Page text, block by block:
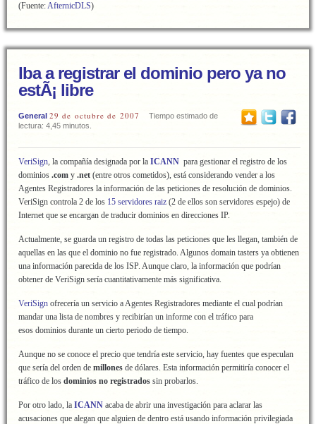
(Fuente:AfternicDLS)
Iba a registrar el dominio pero ya no
estÃ¡ libre
General 29 de octubre de 2007
Tiempo estimado de
lectura: 4,45 minutos.
VeriSign, la compañía designada por la ICANN para gestionar el registro de los
dominios .com y .net (entre otros cometidos), está considerando vender a los
Agentes Registradores la información de las peticiones de resolución de dominios.
VeriSign controla 2 de los 15 servidores raiz (2 de ellos son servidores espejo) de
Internet que se encargan de traducir dominios en direcciones IP.
Actualmente, se guarda un registro de todas las peticiones que les llegan, también de
aquellas en las que el dominio no fue registrado. Algunos domain tasters ya obtienen
una información parecida de los ISP. Aunque claro, la información que podrían
obtener de VeriSign sería cuantitativamente más significativa.
VeriSign ofrecería un servicio a Agentes Registradores mediante el cual podrían
mandar una lista de nombres y recibirían un informe con el tráfico para
esos dominios durante un cierto periodo de tiempo.
Aunque no se conoce el precio que tendría este servicio, hay fuentes que especulan
que sería del orden de millones de dólares. Esta información permitiría conocer el
tráfico de los dominios no registrados sin probarlos.
Por otro lado, la ICANN acaba de abrir una investigación para aclarar las
acusaciones que alegan que alguien de dentro está usando información privilegiada